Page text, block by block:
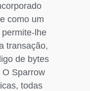
como um
lhe
transação,
de bytes
O Sparrow
todas